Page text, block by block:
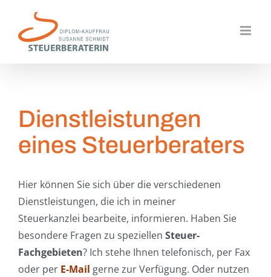
springen
Dienstleistungen
eines Steuerberaters
Hier können Sie sich über die verschiedenen
Dienstleistungen, die ich in meiner
Steuerkanzlei bearbeite, informieren. Haben Sie
besondere Fragen zu speziellen Steuer-
Fachgebieten? Ich stehe Ihnen telefonisch, per Fax
oder per E-Mail gerne zur Verfügung. Oder nutzen